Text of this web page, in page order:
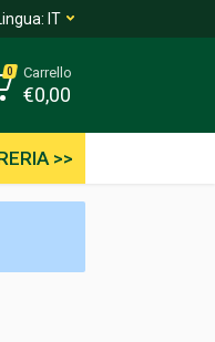
IT
>>
0 Carrello
€0,00